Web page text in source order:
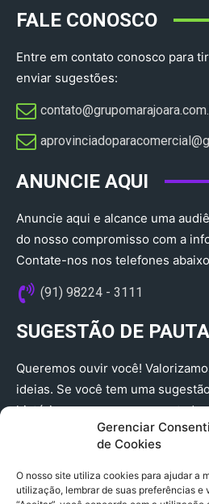
Gerenciar
de Cookies
O nosso site utiliza cookies para ajudar a
utilização, lembrar de suas preferências e
FALE CONOSCO
Entre em contato conosco para
enviar sugestões:
ANUNCIE AQUI
Anuncie aqui e alcance uma
do nosso compromisso com a
Contate-nos nos telefones abaixo
(91) 98224 - 3111
SUGESTÃO DE PAUTA
Queremos ouvir você!
ideias. Se você tem uma
história que merece ser
(91) 98224 - 3111